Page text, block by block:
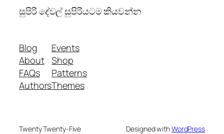
සුපිරි දේවල් සුපිරියටම කියවන්න
Blog
About
FAQs
Authors
Events
Shop
Patterns
Themes
Twenty Twenty-Five Designed withWordPress